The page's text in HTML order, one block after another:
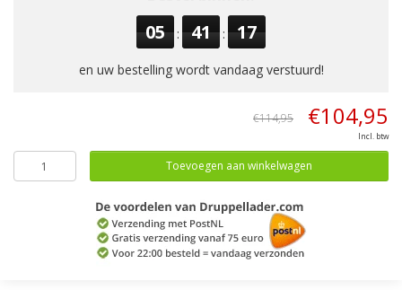
05 : 41 : 16
en uw bestelling wordt vandaag verstuurd!
€114,95 €104,95
Incl. btw
Toevoegen aan winkelwagen